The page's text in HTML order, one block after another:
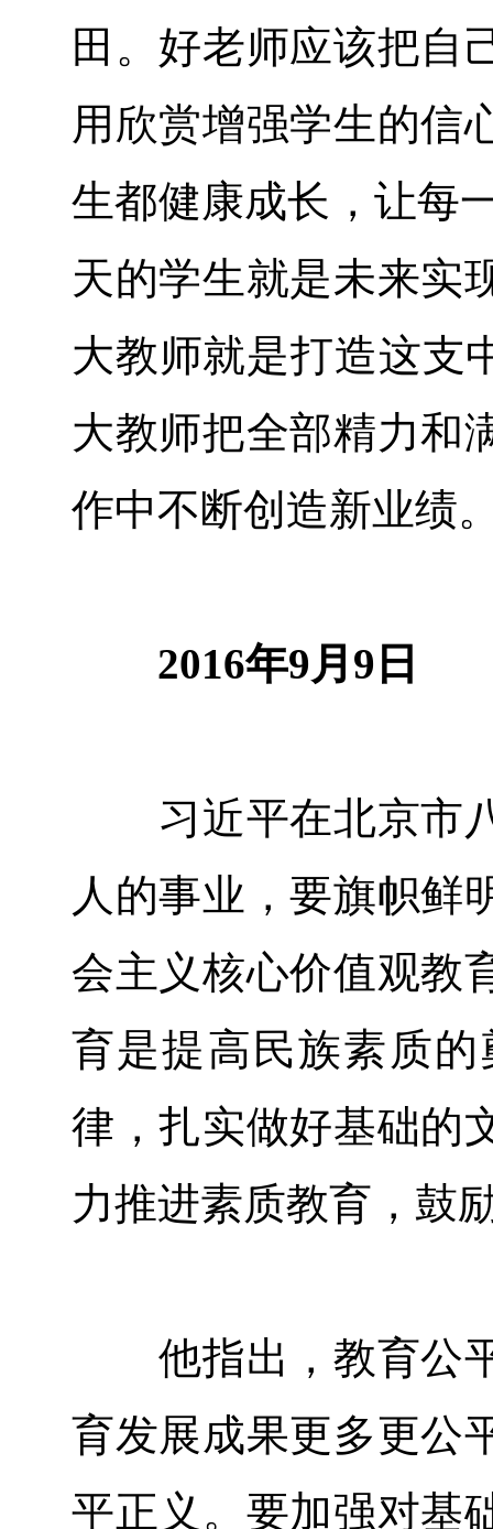
田。好老师应该把自
用欣赏增强学生的信
生都健康成长，让每
天的学生就是未来实
大教师就是打造这支
大教师把全部精力和
作中不断创造新业绩
2016年9月9日
习近平在北京市八
人的事业，要旗帜鲜
会主义核心价值观教
育是提高民族素质
律，扎实做好基础的
力推进素质教育，鼓
他指出，教育公平
育发展成果更多更公
平正义。要加强对基